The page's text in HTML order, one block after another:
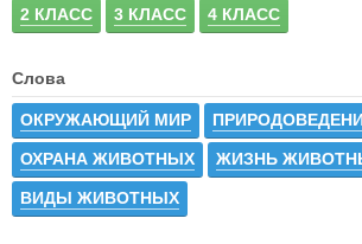
2 КЛАСС 3 КЛАСС 4 КЛАСС
Слова
ОКРУЖАЮЩИЙ МИР
ОХРАНА ЖИВОТНЫХ ЖИЗНЬ
ВИДЫ ЖИВОТНЫХ